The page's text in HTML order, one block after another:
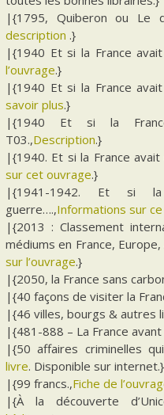
|{1795, Quiberon ou Le
description .}
|{1940 Et si la France
l’ouvrage.}
|{1940 Et si la France
savoir plus.}
|{1940 Et si la
T03.,Description.}
|{1940. Et si la France
sur cet ouvrage.}
|{1941-1942. Et si
guerre….,Informations sur
|{2013 : Classement
médiums en France,
sur l’ouvrage.}
|{2050, la France sans
|{40 façons de visiter la
|{46 villes, bourgs & autres
|{481-888 – La France avant
|{50 affaires criminelles
livre. Disponible sur internet.}
|{99 francs.,Fiche de
|{À la découverte